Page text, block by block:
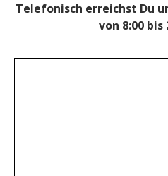
Telefonisch erreichst Du
von 8:00 bis